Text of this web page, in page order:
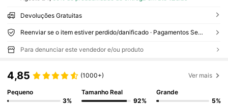
Devoluções Gratuitas
Reenviar se o item estiver perdido/danificado · Pagamentos Seguros · Proteção de privacidade
Para denunciar este vendedor e/ou produto
4,85 (1000+) Ver mais
Pequeno
3%
Tamanho Real
92%
Grande
5%